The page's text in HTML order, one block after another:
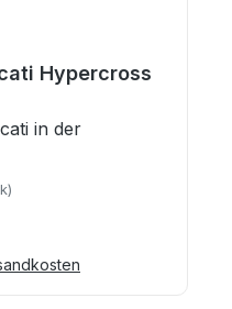
Hypercross
in der